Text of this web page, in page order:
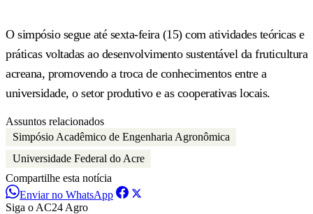
O simpósio segue até sexta-feira (15) com atividades teóricas e
práticas voltadas ao desenvolvimento sustentável da fruticultura
acreana, promovendo a troca de conhecimentos entre a
universidade, o setor produtivo e as cooperativas locais.
Assuntos relacionados
Simpósio Acadêmico de Engenharia Agronômica
Universidade Federal do Acre
Compartilhe esta notícia
Enviar no WhatsApp
Siga o AC24 Agro